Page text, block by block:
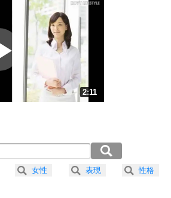
いらしない人になる30の方法
ラス思考
ティブになれない原因は、行動しないから。
ティブ思考になる30の方法
ストレス対策
生、なんとかなるもの。
に生きる30の方法
大きい人は、怒りを優しさで表現する。
プラス思考
2:11
1分5秒）
52秒）
43秒）
女性 表現 性格